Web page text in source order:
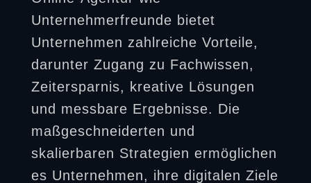
Unternehmerfreunde bietet
Unternehmen zahlreiche Vorteile,
darunter Zugang zu Fachwissen,
Zeitersparnis, kreative Lösungen
und messbare Ergebnisse. Die
maßgeschneiderten und
skalierbaren Strategien ermöglichen
es Unternehmen, ihre digitalen Ziele